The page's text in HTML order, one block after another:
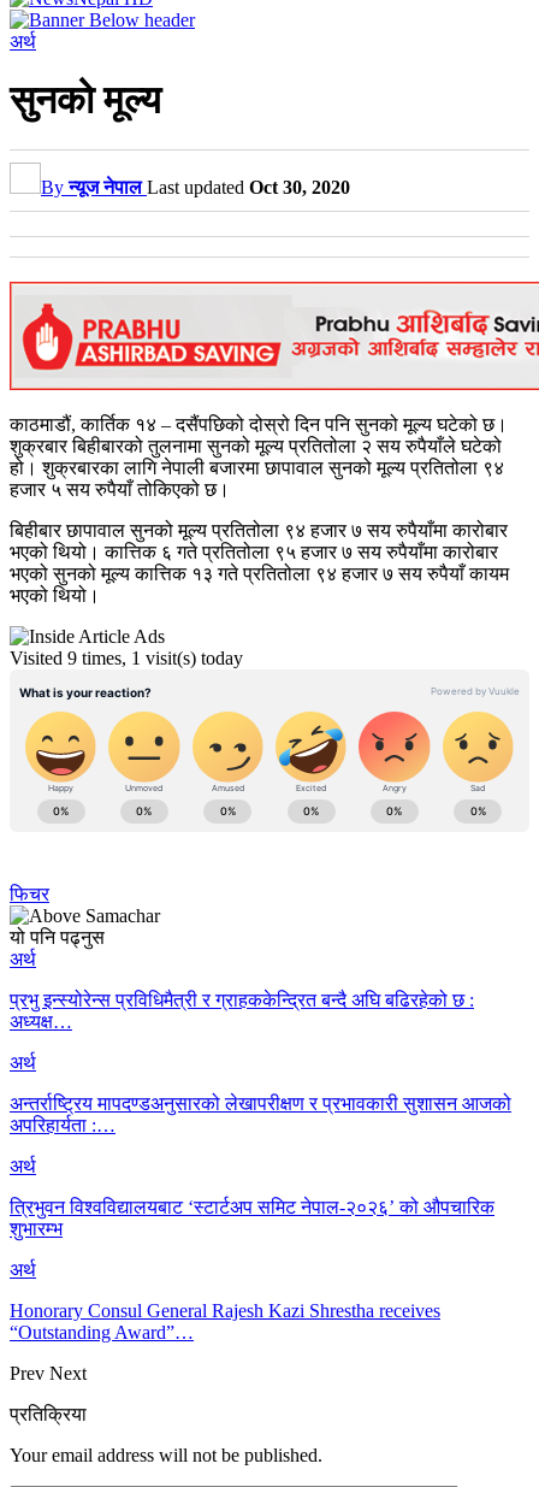
अर्थ
सुनको मूल्य
Byन्यूज नेपाल Last updated Oct 30, 2020
काठमाडौं, कार्तिक १४ – दसैंपछिको दोस्रो दिन पनि सुनको मूल्य घटेको छ।
शुक्रबार बिहीबारको तुलनामा सुनको मूल्य प्रतितोला २ सय रुपैयाँले घटेको
हो। शुक्रबारका लागि नेपाली बजारमा छापावाल सुनको मूल्य प्रतितोला ९४
हजार ५ सय रुपैयाँ तोकिएको छ।
बिहीबार छापावाल सुनको मूल्य प्रतितोला ९४ हजार ७ सय रुपैयाँमा कारोबार
भएको थियो। कात्तिक ६ गते प्रतितोला ९५ हजार ७ सय रुपैयाँमा कारोबार
भएको सुनको मूल्य कात्तिक १३ गते प्रतितोला ९४ हजार ७ सय रुपैयाँ कायम
भएको थियो।
Visited 9 times, 1 visit(s) today
फिचर
यो पनि पढ्नुस
अर्थ
प्रभु इन्स्योरेन्स प्रविधिमैत्री र ग्राहककेन्द्रित बन्दै अघि बढिरहेको छ :
अध्यक्ष…
अर्थ
अन्तर्राष्ट्रिय मापदण्डअनुसारको लेखापरीक्षण र प्रभावकारी सुशासन आजको
अपरिहार्यता :…
अर्थ
त्रिभुवन विश्वविद्यालयबाट ‘स्टार्टअप समिट नेपाल-२०२६’ को औपचारिक
शुभारम्भ
अर्थ
Honorary Consul General Rajesh Kazi Shrestha receives
“Outstanding Award”…
Prev Next
प्रतिक्रिया
Your email address will not be published.